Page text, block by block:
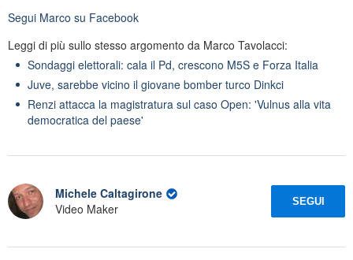
Segui Marco su Facebook
Leggi di più sullo stesso argomento da Marco Tavolacci:
Sondaggi elettorali: cala il Pd, crescono M5S e Forza Italia
Juve, sarebbe vicino il giovane bomber turco Dinkci
Renzi attacca la magistratura sul caso Open: 'Vulnus alla vita
democratica del paese'
Michele Caltagirone
Video Maker
SEGUI